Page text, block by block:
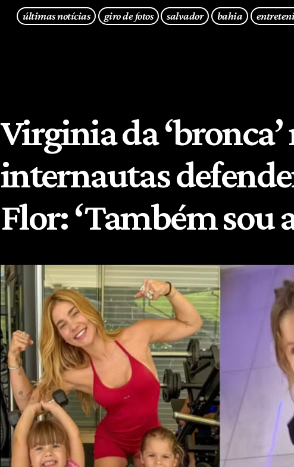
últimas notícias giro de fotos salvador bahia
Virginia da
internautas
Flor: ‘Também sou